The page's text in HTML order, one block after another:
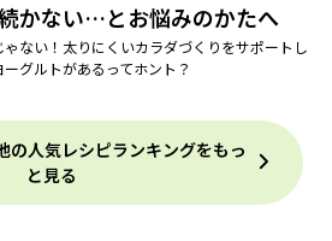
かない…とお悩みのかたへ
ない！太りにくいカラダづくりをサポートし
グルトがあるってホント？
の人気レシピランキングをもっ
と見る